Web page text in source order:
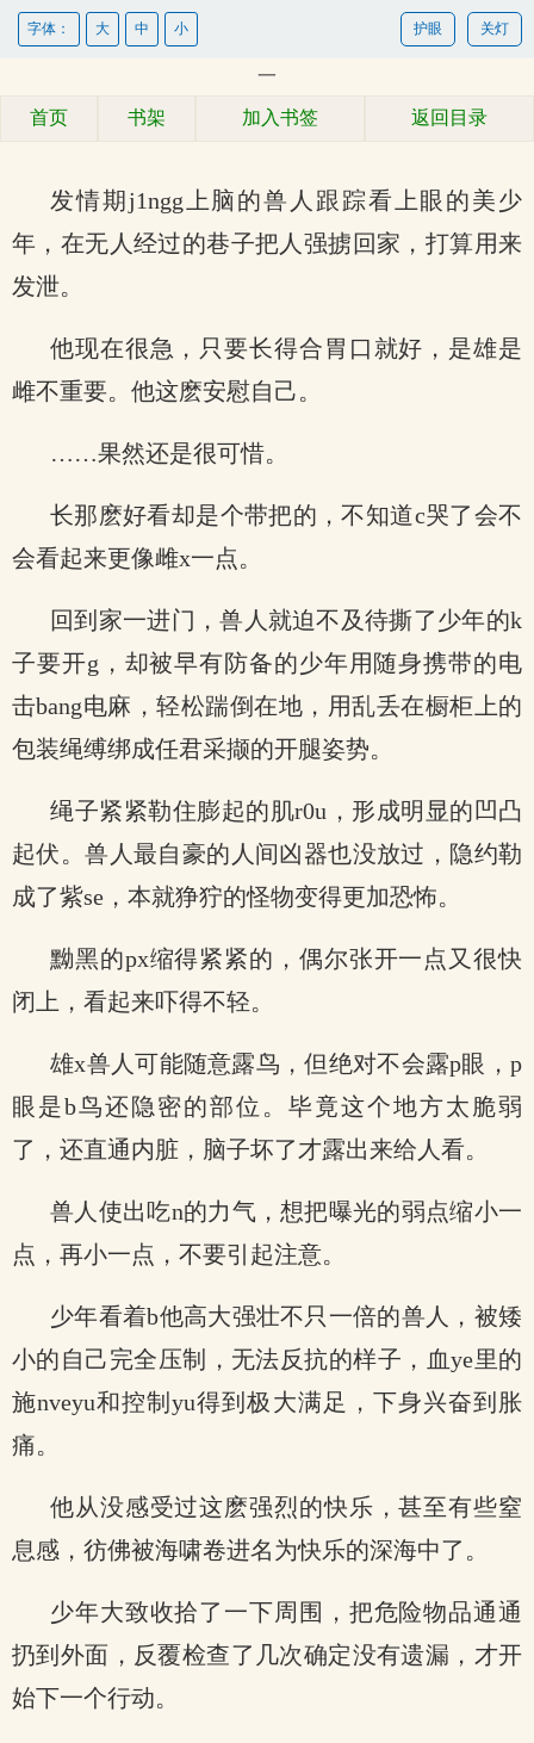
关灯
护眼
字体： 大 中 小
一
首页 书架 加入书签 返回目录
发情期j1ngg上脑的兽人跟踪看上眼的美少
年，在无人经过的巷子把人强掳回家，打算用来
发泄。
他现在很急，只要长得合胃口就好，是雄是
雌不重要。他这麽安慰自己。
……果然还是很可惜。
长那麽好看却是个带把的，不知道c哭了会不
会看起来更像雌x一点。
回到家一进门，兽人就迫不及待撕了少年的k
子要开g，却被早有防备的少年用随身携带的电
击bang电麻，轻松踹倒在地，用乱丢在橱柜上的
包装绳缚绑成任君采撷的开腿姿势。
绳子紧紧勒住膨起的肌r0u，形成明显的凹凸
起伏。兽人最自豪的人间凶器也没放过，隐约勒
成了紫se，本就狰狞的怪物变得更加恐怖。
黝黑的px缩得紧紧的，偶尔张开一点又很快
闭上，看起来吓得不轻。
雄x兽人可能随意露鸟，但绝对不会露p眼，p
眼是b鸟还隐密的部位。毕竟这个地方太脆弱
了，还直通内脏，脑子坏了才露出来给人看。
兽人使出吃n的力气，想把曝光的弱点缩小一
点，再小一点，不要引起注意。
少年看着b他高大强壮不只一倍的兽人，被矮
小的自己完全压制，无法反抗的样子，血ye里的
施nveyu和控制yu得到极大满足，下身兴奋到胀
痛。
他从没感受过这麽强烈的快乐，甚至有些窒
息感，彷佛被海啸卷进名为快乐的深海中了。
少年大致收拾了一下周围，把危险物品通通
扔到外面，反覆检查了几次确定没有遗漏，才开
始下一个行动。